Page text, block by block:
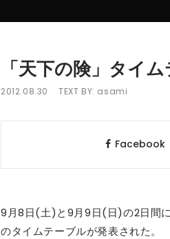
「天下の険」タイ
2012.08.30 TEXT BY: asami
Facebook
9月8日(土)と9月9日(日)の2日間に
のタイムテーブルが発表された。